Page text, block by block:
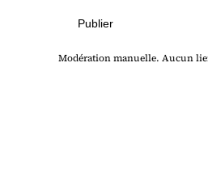
Publier
Modération manuelle. Aucun